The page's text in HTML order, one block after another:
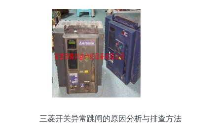
三菱开关异常跳闸的原因分析与排查方法